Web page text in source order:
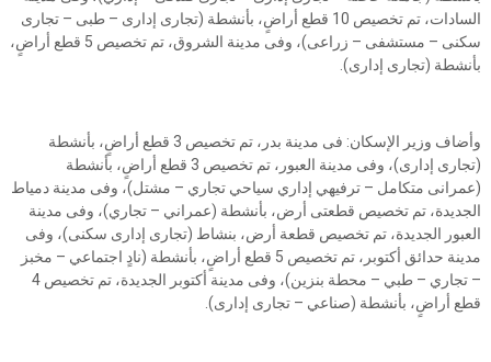
السادات، تم تخصيص 10 قطع أراضٍ، بأنشطة (تجارى إدارى – طبى – تجارى
سكنى – مستشفى – زراعى)، وفى مدينة الشروق، تم تخصيص 5 قطع أراضٍ،
بأنشطة (تجارى إدارى).
وأضاف وزير الإسكان: فى مدينة بدر، تم تخصيص 3 قطع أراضٍ، بأنشطة
(تجارى إدارى)، وفى مدينة العبور، تم تخصيص 3 قطع أراضٍ، بأنشطة
(عمرانى متكامل – ترفيهي إداري سياحي تجاري – مشتل)، وفى مدينة دمياط
الجديدة، تم تخصيص قطعتى أرض، بأنشطة (عمراني – تجاري)، وفى مدينة
العبور الجديدة، تم تخصيص قطعة أرض، بنشاط (تجارى إدارى سكنى)، وفى
مدينة حدائق أكتوبر، تم تخصيص 5 قطع أراضٍ، بأنشطة (نادٍ اجتماعي – مخبز
– تجاري – طبي – محطة بنزين)، وفى مدينة أكتوبر الجديدة، تم تخصيص 4
قطع أراضٍ، بأنشطة (صناعي – تجارى إدارى).